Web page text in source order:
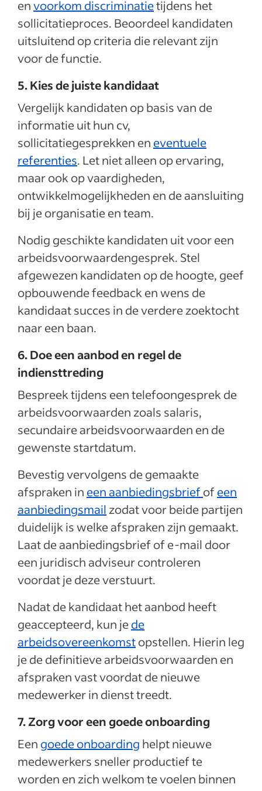
envoorkom discriminatietijdens het
sollicitatieproces. Beoordeel kandidaten
uitsluitend op criteria die relevant zijn
voor de functie.
5. Kies de juiste kandidaat
Vergelijk kandidaten op basis van de
informatie uit hun cv,
sollicitatiegesprekken en eventuele
referenties. Let niet alleen op ervaring,
maar ook op vaardigheden,
ontwikkelmogelijkheden en de aansluiting
bij je organisatie en team.
Nodig geschikte kandidaten uit voor een
arbeidsvoorwaardengesprek. Stel
afgewezen kandidaten op de hoogte, geef
opbouwende feedback en wens de
kandidaat succes in de verdere zoektocht
naar een baan.
6. Doe een aanbod en regel de
indiensttreding
Bespreek tijdens een telefoongesprek de
arbeidsvoorwaarden zoals salaris,
secundaire arbeidsvoorwaarden en de
gewenste startdatum.
Bevestig vervolgens de gemaakte
afspraken in een aanbiedingsbrief of een
aanbiedingsmail zodat voor beide partijen
duidelijk is welke afspraken zijn gemaakt.
Laat de aanbiedingsbrief of e-mail door
een juridisch adviseur controleren
voordat je deze verstuurt.
Nadat de kandidaat het aanbod heeft
geaccepteerd, kun jede
arbeidsovereenkomstopstellen. Hierin leg
je de definitieve arbeidsvoorwaarden en
afspraken vast voordat de nieuwe
medewerker in dienst treedt.
7. Zorg voor een goede onboarding
Een goede onboarding helpt nieuwe
medewerkers sneller productief te
worden en zich welkom te voelen binnen